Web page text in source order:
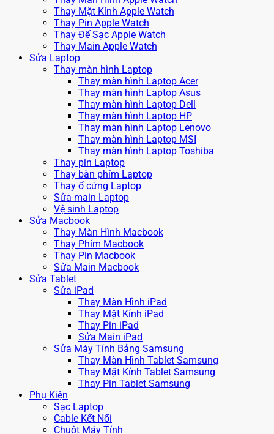
Thay Mặt Kính Apple Watch
Thay Pin Apple Watch
Thay Đế Sạc Apple Watch
Thay Main Apple Watch
Sửa Laptop
Thay màn hình Laptop
Thay màn hình Laptop Acer
Thay màn hình Laptop Asus
Thay màn hình Laptop Dell
Thay màn hình Laptop HP
Thay màn hình Laptop Lenovo
Thay màn hình Laptop MSI
Thay màn hình Laptop Toshiba
Thay pin Laptop
Thay bàn phím Laptop
Thay ổ cứng Laptop
Sửa main Laptop
Vệ sinh Laptop
Sửa Macbook
Thay Màn Hình Macbook
Thay Phím Macbook
Thay Pin Macbook
Sửa Main Macbook
Sửa Tablet
Sửa iPad
Thay Màn Hình iPad
Thay Mặt Kính iPad
Thay Pin iPad
Sửa Main iPad
Sửa Máy Tính Bảng Samsung
Thay Màn Hình Tablet Samsung
Thay Mặt Kính Tablet Samsung
Thay Pin Tablet Samsung
Phụ Kiện
Sạc Laptop
Cable Kết Nối
Chuột Máy Tính